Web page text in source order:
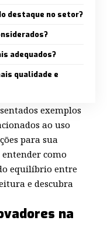
destaque no setor?
adequados?
qualidade e
exemplos
ao uso
para sua
entender como
equilíbrio entre
e descubra
na